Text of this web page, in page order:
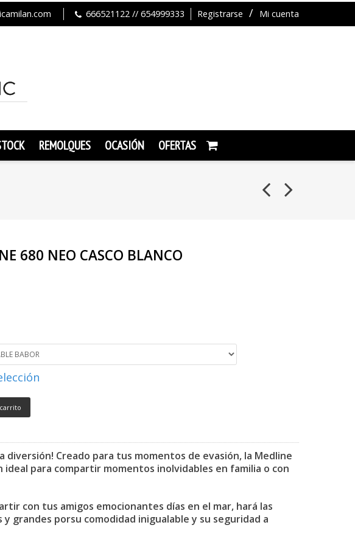
Registrarse Mi cuenta
666521122 // 654999333
REMOLQUES OCASIÓN OFERTAS
680 NEO CASCO BLANCO
diversión! Creado para tus momentos de evasión, la Medline
ideal para compartir momentos inolvidables en familia o con
con tus amigos emocionantes días en el mar, hará las
y grandes porsu comodidad inigualable y su seguridad a